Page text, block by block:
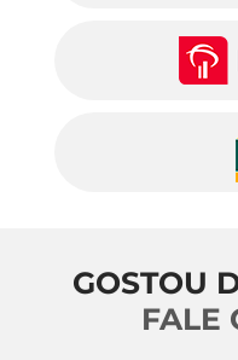
GOSTOU
FALE